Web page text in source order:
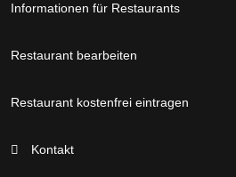
Informationen für Restaurants
Restaurant bearbeiten
Restaurant kostenfrei eintragen
Kontakt